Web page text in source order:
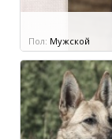
Пол: Мужской